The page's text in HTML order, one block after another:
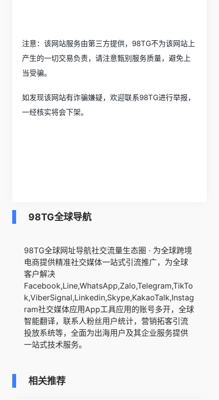
注意：该网站服务由第三方提供，98TG不为该网站上
产生的一切交易负责，请注意甄别服务质量，避免上
当受骗。
如发现该网站有诈骗嫌疑，欢迎联系98TG进行举报，
一经核实将会下架。
98TG全球导航
98TG全球网址导航社交流量生态圈 · 为全球跨境
电商提供精准社交媒体一站式引流推广，为全球
客户解决
Facebook,Line,WhatsApp,Zalo,Telegram,TikTo
k,ViberSignal,Linkedin,Skype,KakaoTalk,Instag
ram社交媒体应用App工具应用的账号多开，全球
智能翻译，联系人粉丝用户统计，营销拓客引流
投放系统等，全面为出海用户及其企业服务提供
一站式技术服务。
相关推荐